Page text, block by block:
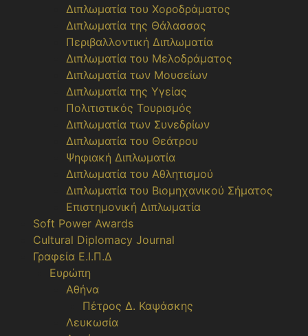
Διπλωματία του Χοροδράματος
Διπλωματία της Θάλασσας
Περιβαλλοντική Διπλωματία
Διπλωματία του Μελοδράματος
Διπλωματία των Μουσείων
Διπλωματία της Υγείας
Πολιτιστικός Τουρισμός
Διπλωματία των Συνεδρίων
Διπλωματία του Θεάτρου
Ψηφιακή Διπλωματία
Διπλωματία του Αθλητισμού
Διπλωματία του Βιομηχανικού Σήματος
Επιστημονική Διπλωματία
Soft Power Awards
Cultural Diplomacy Journal
Γραφεία Ε.Ι.Π.Δ
Ευρώπη
Αθήνα
Πέτρος Δ. Καψάσκης
Λευκωσία